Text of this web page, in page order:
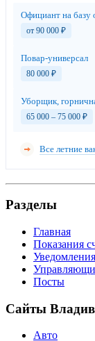
Официант на базу
от 90 000 ₽
Повар-универсал
80 000 ₽
Уборщик,
65 000 – 75 000 ₽
Все летние
Разделы
Главная
Показания
Посты
Сайты
Авто